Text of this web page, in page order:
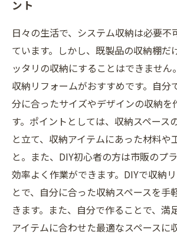
ント
日々の生活で、システム収納は必要不
ています。しかし、既製品の収納棚だ
ッタリの収納にすることはできません
収納リフォームがおすすめです。自分
分に合ったサイズやデザインの収納を
す。ポイントとしては、収納スペース
と立て、収納アイテムにあった材料や
と。また、DIY初心者の方は市販のプ
効率よく作業ができます。DIYで収納
とで、自分に合った収納スペースを手
きます。また、自分で作ることで、満
アイテムに合わせた最適なスペースに